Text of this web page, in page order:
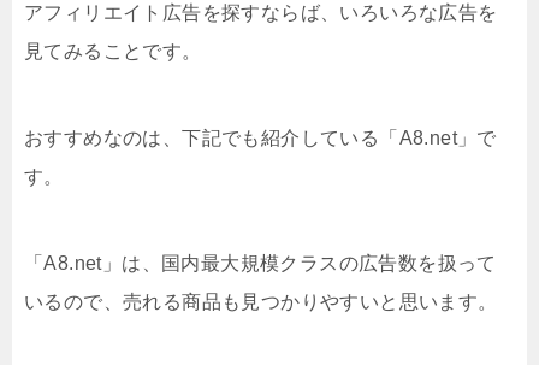
アフィリエイト広告を探すならば、いろいろな広告を
見てみることです。
おすすめなのは、下記でも紹介している「A8.net」で
す。
「A8.net」は、国内最大規模クラスの広告数を扱って
いるので、売れる商品も見つかりやすいと思います。